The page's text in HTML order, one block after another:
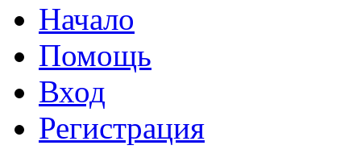
Начало
Помощь
Вход
Регистрация